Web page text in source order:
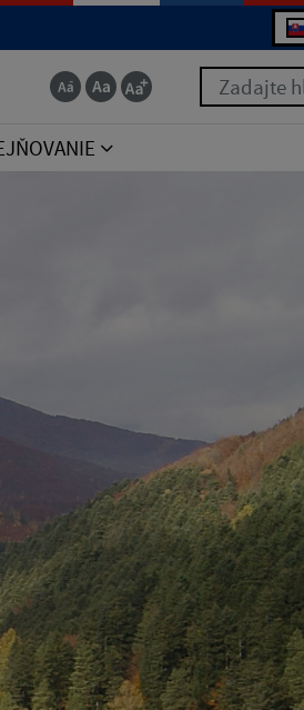
Zadajte